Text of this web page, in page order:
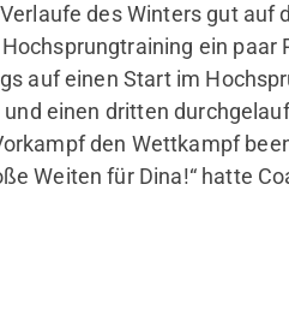
des Winters gut auf
ein paar
auf einen Start im
einen dritten
den Wettkampf
Weiten für Dina!“ hatte